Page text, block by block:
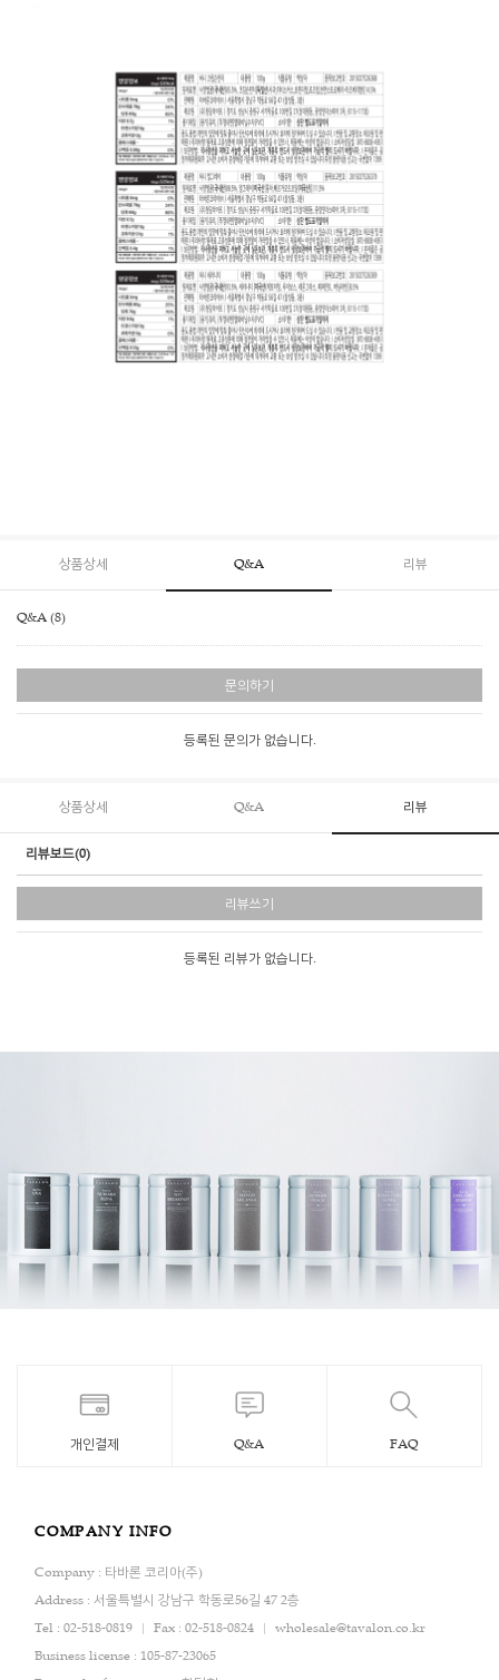
상품상세 Q&A 리뷰
Q&A (8)
문의하기
등록된 문의가 없습니다.
상품상세 Q&A 리뷰
리뷰보드(0)
리뷰쓰기
등록된 리뷰가 없습니다.
개인결제 Q&A FAQ
COMPANY INFO
Company : 타바론 코리아(주)
Address : 서울특별시 강남구 학동로56길 47 2층
Tel : 02-518-0819
Fax : 02-518-0824
wholesale@tavalon.co.kr
Business license : 105-87-23065